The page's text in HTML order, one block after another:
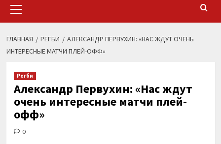
меню
ГЛАВНАЯ РЕГБИ
АЛЕКСАНДР ПЕРВУХИН: «НАС ЖДУТ ОЧЕНЬ
ИНТЕРЕСНЫЕ МАТЧИ ПЛЕЙ-ОФФ»
Регби
Александр Первухин: «Нас ждут
очень интересные матчи плей-
офф»
0